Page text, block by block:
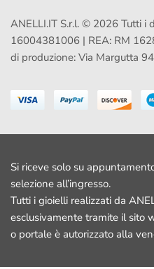
ANELLI.IT S.r.l. © 2026 Tutti i
16004381006 | REA: RM
di produzione: Via Margutta
Si riceve solo su
selezione all’ingresso.
Tutti i gioielli realizzati da
esclusivamente tramite il sito
o portale è autorizzato alla